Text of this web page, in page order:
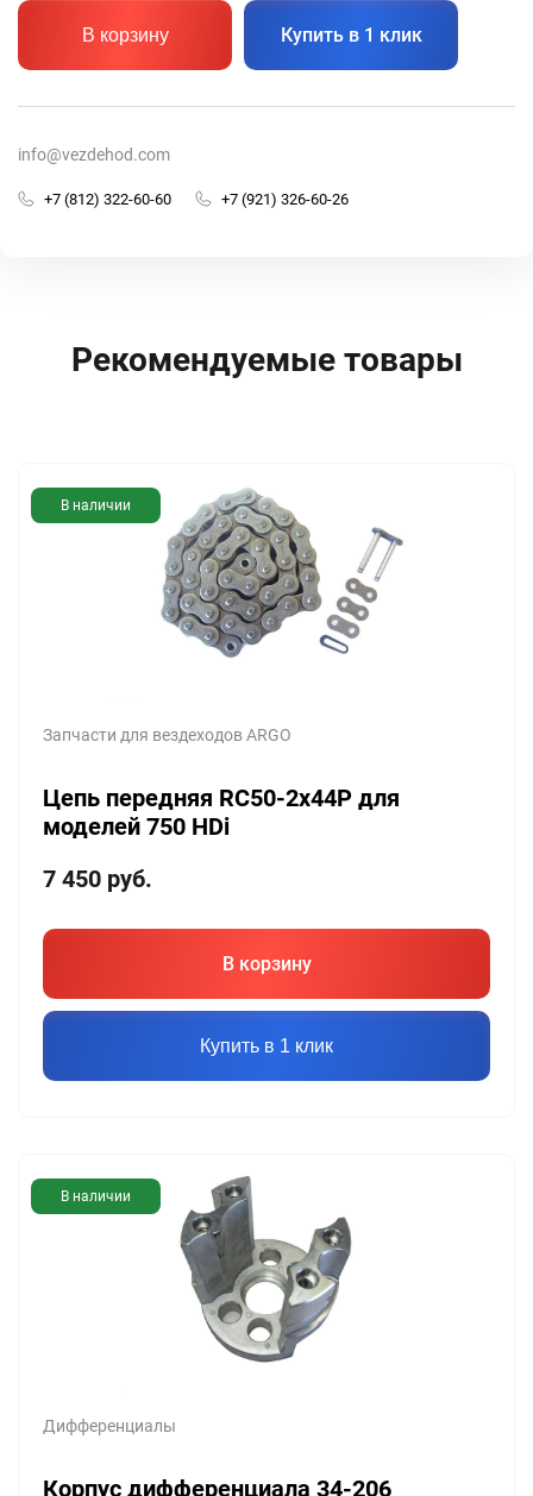
В корзину Купить в 1 клик
info@vezdehod.com
+7 (812) 322-60-60 +7 (921) 326-60-26
Рекомендуемые товары
В наличии
Запчасти для вездеходов ARGO
Цепь передняя RC50-2x44P для
моделей 750 HDi
7 450 руб.
В корзину
Купить в 1 клик
В наличии
Дифференциалы
Корпус дифференциала 34-206